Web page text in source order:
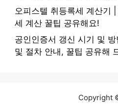
오피스텔 취등록세 계산기
세 계산 꿀팁 공유해요!
공인인증서 갱신 시기 및
및 절차 안내, 꿀팁 공유해
Copyright